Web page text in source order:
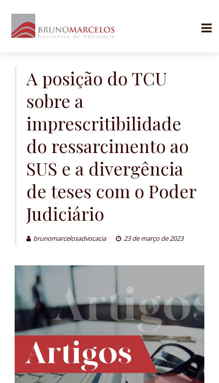
A posição do TCU
sobre a
imprescritibilidade
do ressarcimento ao
SUS e a divergência
de teses com o Poder
Judiciário
brunomarcelosadvocacia 23 de março de 2023